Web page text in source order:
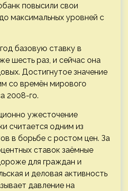
повысили свои
максимальных уровней с
базовую ставку в
шесть раз, и сейчас она
Достигнутое значение
со времён мирового
2008-го.
ужесточение
считается одним из
в борьбе с ростом цен. За
ставок заёмные
для граждан и
и деловая активность
давление на